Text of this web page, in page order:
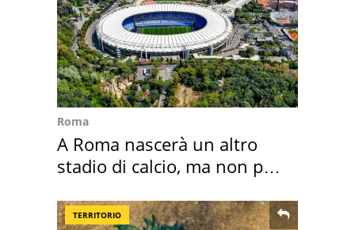
Roma
A Roma nascerà un altro
stadio di calcio, ma non per
TERRITORIO